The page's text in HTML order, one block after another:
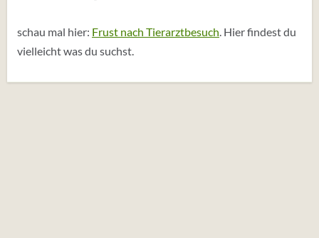
schau mal hier: Frust nach Tierarztbesuch. Hier findest du
vielleicht was du suchst.